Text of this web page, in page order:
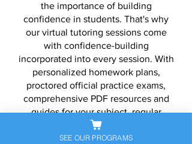
the importance of building
confidence in students. That's why
our virtual tutoring sessions come
with confidence-building
incorporated into every session. With
personalized homework plans,
proctored official practice exams,
comprehensive PDF resources and
guides for your subject, regular
progress reports (parents can attend),
and customized course materials,
SEE OUR PROGRAMS